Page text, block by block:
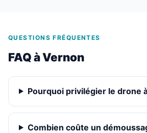
QUESTIONS FRÉQUENTES
FAQ à Vernon
Pourquoi privilégier le drone
Combien coûte un